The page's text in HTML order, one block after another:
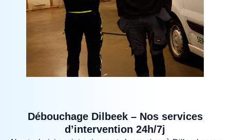
Débouchage Dilbeek – Nos services
d’intervention 24h/7j